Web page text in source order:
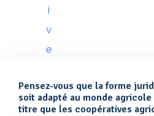
Pensez-vous que la forme
soit adapté au monde agricole
titre que les coopératives